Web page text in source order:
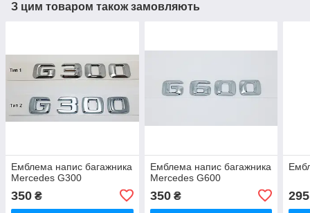
З цим товаром також замовляють
Емблема напис багажника
Mercedes G300
350 ₴
Емблема напис багажника
Mercedes G600
350₴ 295